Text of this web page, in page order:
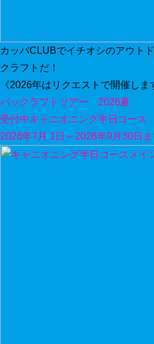
カッパCLUBでイチオシのアウト
クラフトだ！
《2026年はリクエストで開催しま
パックラフトツアー 2026夏
受付中キャニオニング半日コース
2026年7月 1日～2026年9月30日